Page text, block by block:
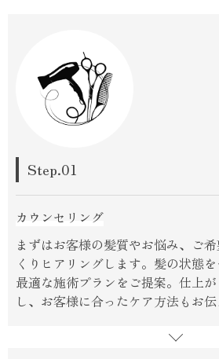
Step.01
カウンセリング
まずはお客様の髪質やお悩み、ご
くりヒアリングします。髪の状態を
最適な施術プランをご提案。仕上
し、お客様に合ったケア方法もお伝